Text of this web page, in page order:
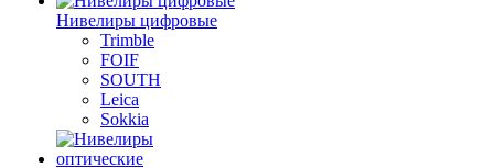
Нивелиры цифровые
Trimble
FOIF
SOUTH
Leica
Sokkia